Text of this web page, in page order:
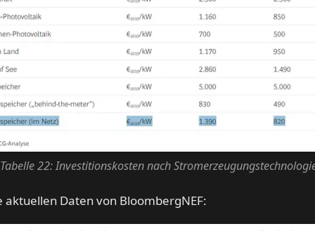
Tabelle 22: Investitionskosten nach
aktuellen Daten von BloombergNEF: